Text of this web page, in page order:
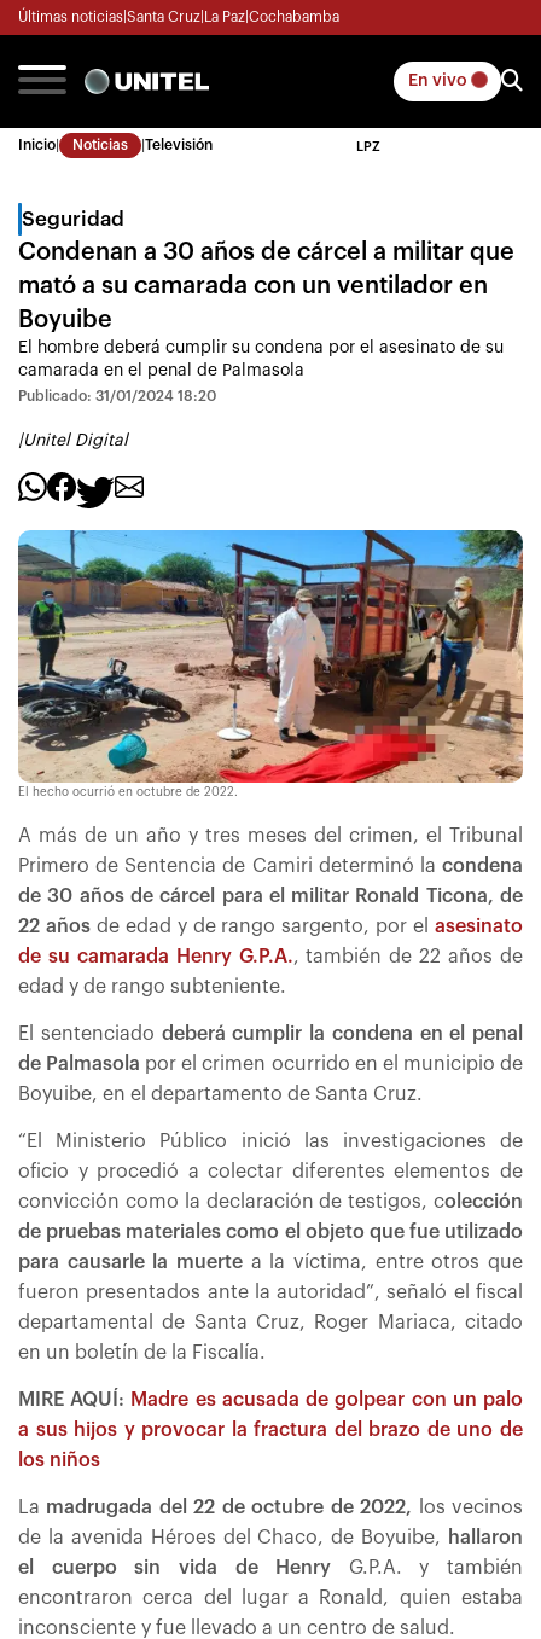
Últimas noticias Santa Cruz La Paz Cochabamba
En vivo
Inicio Noticias Televisión LPZ
Seguridad
Condenan a 30 años de cárcel a militar que
mató a su camarada con un ventilador en
Boyuibe
El hombre deberá cumplir su condena por el asesinato de su
camarada en el penal de Palmasola
Publicado: 31/01/2024 18:20
|Unitel Digital
El hecho ocurrió en octubre de 2022.
A más de un año y tres meses del crimen, el Tribunal
Primero de Sentencia de Camiri determinó la condena
de 30 años de cárcel para el militar Ronald Ticona, de
22 años de edad y de rango sargento, por el asesinato
de su camarada Henry G.P.A., también de 22 años de
edad y de rango subteniente.
El sentenciado deberá cumplir la condena en el penal
de Palmasola por el crimen ocurrido en el municipio de
Boyuibe, en el departamento de Santa Cruz.
“El Ministerio Público inició las investigaciones de
oficio y procedió a colectar diferentes elementos de
convicción como la declaración de testigos, colección
de pruebas materiales como el objeto que fue utilizado
para causarle la muerte a la víctima, entre otros que
fueron presentados ante la autoridad”, señaló el fiscal
departamental de Santa Cruz, Roger Mariaca, citado
en un boletín de la Fiscalía.
MIRE AQUÍ: Madre es acusada de golpear con un palo
a sus hijos y provocar la fractura del brazo de uno de
los niños
La madrugada del 22 de octubre de 2022,
los vecinos
de la avenida Héroes del Chaco, de Boyuibe,
hallaron
el cuerpo sin vida de Henry G.P.A. y también
encontraron cerca del lugar a Ronald, quien estaba
inconsciente y fue llevado a un centro de salud.